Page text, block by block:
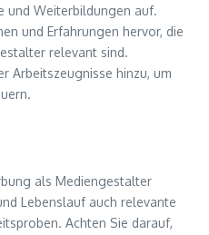
und Weiterbildungen auf.
und Erfahrungen hervor, die
relevant sind.
Arbeitszeugnisse hinzu, um
als Mediengestalter
Lebenslauf auch relevante
Achten Sie darauf,